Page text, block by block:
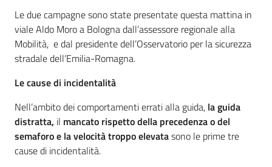
Le due campagne sono state presentate questa mattina in
viale Aldo Moro a Bologna dall’assessore regionale alla
Mobilità, e dal presidente dell’Osservatorio per la sicurezza
stradale dell’Emilia-Romagna.
Le cause di incidentalità
Nell’ambito dei comportamenti errati alla guida, la guida
distratta, il mancato rispetto della precedenza o del
semaforo e la velocità troppo elevatasono le prime tre
cause di incidentalità.